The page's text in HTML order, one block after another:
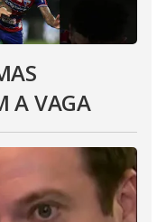
A VAGA